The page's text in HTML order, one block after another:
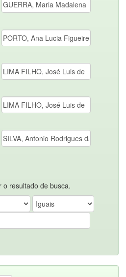
o resultado de busca.